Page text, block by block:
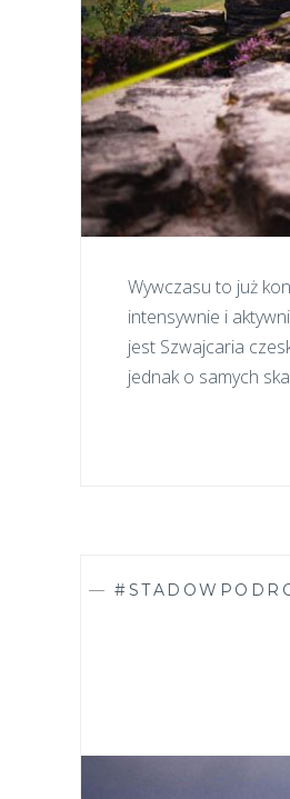
Wywczasu to już
intensywnie i
jest Szwajcaria
jednak o samych
—